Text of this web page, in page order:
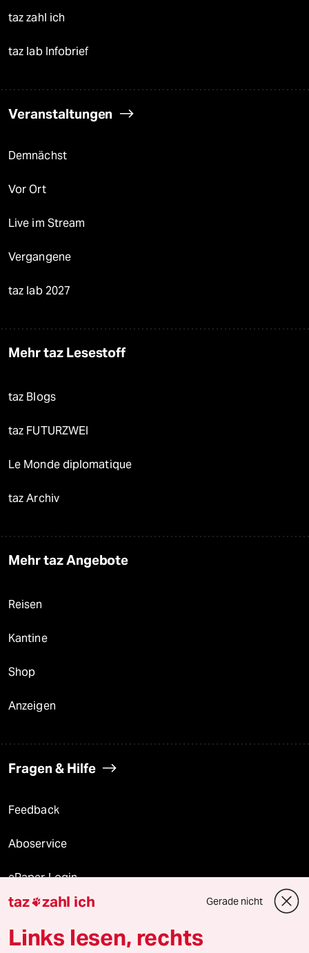
taz zahl ich
taz lab Infobrief
Veranstaltungen
Demnächst
Vor Ort
Live im Stream
Vergangene
taz lab 2027
Mehr taz Lesestoff
taz Blogs
taz FUTURZWEI
Le Monde diplomatique
taz Archiv
Mehr taz Angebote
Reisen
Kantine
Shop
Anzeigen
Fragen & Hilfe
Feedback
Aboservice
ePaper Login
Downloads für Abonnierende
taz zahl ich Gerade nicht
Links lesen, rechts